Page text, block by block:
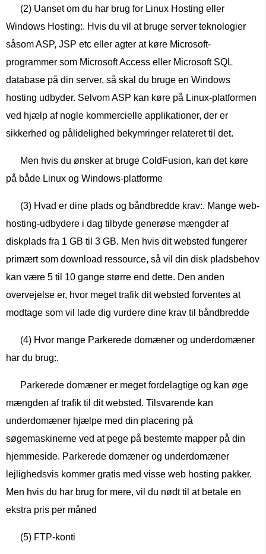
(2) Uanset om du har brug for Linux Hosting eller
Windows Hosting:. Hvis du vil at bruge server teknologier
såsom ASP, JSP etc eller agter at køre Microsoft-
programmer som Microsoft Access eller Microsoft SQL
database på din server, så skal du bruge en Windows
hosting udbyder. Selvom ASP kan køre på Linux-platformen
ved hjælp af nogle kommercielle applikationer, der er
sikkerhed og pålidelighed bekymringer relateret til det.
Men hvis du ønsker at bruge ColdFusion, kan det køre
på både Linux og Windows-platforme
(3) Hvad er dine plads og båndbredde krav:. Mange web-
hosting-udbydere i dag tilbyde generøse mængder af
diskplads fra 1 GB til 3 GB. Men hvis dit websted fungerer
primært som download ressource, så vil din disk pladsbehov
kan være 5 til 10 gange større end dette. Den anden
overvejelse er, hvor meget trafik dit websted forventes at
modtage som vil lade dig vurdere dine krav til båndbredde
(4) Hvor mange Parkerede domæner og underdomæner
har du brug:.
Parkerede domæner er meget fordelagtige og kan øge
mængden af ​​trafik til dit websted. Tilsvarende kan
underdomæner hjælpe med din placering på
søgemaskinerne ved at pege på bestemte mapper på din
hjemmeside. Parkerede domæner og underdomæner
lejlighedsvis kommer gratis med visse web hosting pakker.
Men hvis du har brug for mere, vil du nødt til at betale en
ekstra pris per måned
(5) FTP-konti